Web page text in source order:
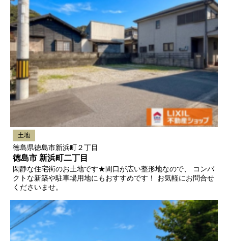
土地
徳島県徳島市新浜町２丁目
徳島市 新浜町二丁目
閑静な住宅街のお土地です★間口が広い整形地なので、 コンパ
クトな新築や駐車場用地にもおすすめです！ お気軽にお問合せ
くださいませ。